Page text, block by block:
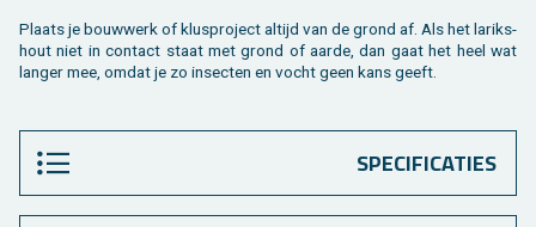
Plaats je bouw­werk of klus­pro­ject al­tijd van de grond af. Als het la­riks­
hout niet in con­tact staat met grond of aarde, dan gaat het heel wat
lan­ger mee, omdat je zo in­sec­ten en vocht geen kans geeft.
SPECIFICATIES